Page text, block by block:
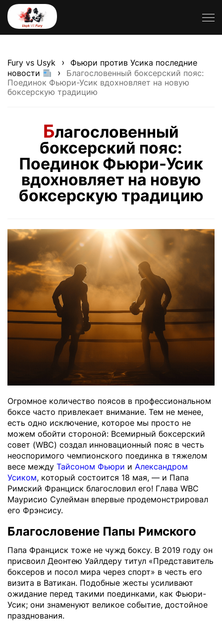
Fury vs Usyk ›
Фьюри против Усика последние
новости
›
Благословенный боксерский пояс:
Поединок Фьюри-Усик вдохновляет на новую
боксерскую традицию
Благословенный
боксерский пояс:
Поединок Фьюри-Усик
вдохновляет на новую
боксерскую традицию
Огромное количество поясов в профессиональном
боксе часто привлекает внимание. Тем не менее,
есть одно исключение, которое мы просто не
можем обойти стороной: Всемирный боксерский
совет (WBC) создал инновационный пояс в честь
неоспоримого чемпионского поединка в тяжелом
весе между Тайсоном Фьюри и Александром
Усиком, который состоится 18 мая, — и Папа
Римский Франциск благословил его! Глава WBC
Маурисио Сулейман впервые продемонстрировал
его Фрэнсису.
Благословение Папы Римского
Папа Франциск тоже не чужд боксу. В 2019 году он
присвоил Деонтею Уайлдеру титул «Представитель
боксеров и посол мира через спорт» в честь его
визита в Ватикан. Подобные жесты усиливают
ожидание перед такими поединками, как Фьюри-
Усик; они знаменуют великое событие, достойное
празднования.